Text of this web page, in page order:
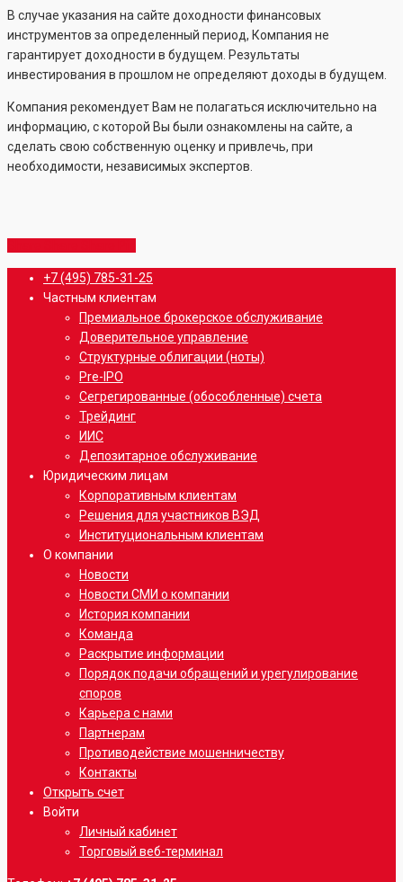
В случае указания на сайте доходности финансовых
инструментов за определенный период, Компания не
гарантирует доходности в будущем. Результаты
инвестирования в прошлом не определяют доходы в будущем.
Компания рекомендует Вам не полагаться исключительно на
информацию, с которой Вы были ознакомлены на сайте, а
сделать свою собственную оценку и привлечь, при
необходимости, независимых экспертов.
Close
Menu
+7 (495) 785-31-25
Частным клиентам
Премиальное брокерское обслуживание
Доверительное управление
Структурные облигации (ноты)
Pre-IPO
Сегрегированные (обособленные) счета
Трейдинг
ИИС
Депозитарное обслуживание
Юридическим лицам
Корпоративным клиентам
Решения для участников ВЭД
Институциональным клиентам
О компании
Новости
Новости СМИ о компании
История компании
Команда
Раскрытие информации
Порядок подачи обращений и урегулирование
споров
Карьера с нами
Партнерам
Противодействие мошенничеству
Контакты
Открыть счет
Войти
Личный кабинет
Торговый веб-терминал